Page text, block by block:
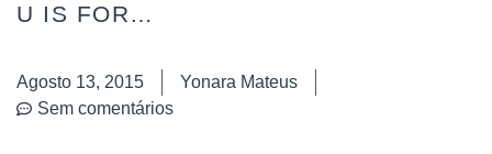
U IS FOR…
Agosto 13, 2015
Yonara Mateus
Sem comentários